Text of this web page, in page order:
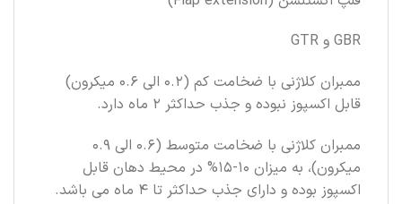
GBR و GTR
ممبران کلاژنی با ضخامت کم (0.2 الی 0.6 میکرون)
قابل اکسپوز نبوده و جذب حداکثر 2 ماه دارد.
ممبران کلاژنی با ضخامت متوسط (0.6 الی 0.9
میکرون)، به میزان 10-15% در محیط دهان قابل
اکسپوز بوده و دارای جذب حداکثر تا 4 ماه می باشد.